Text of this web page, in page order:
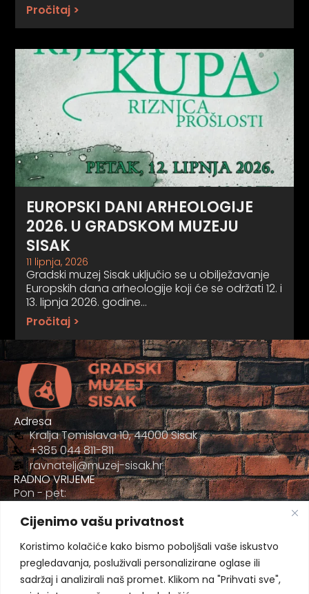
Cijenimo vašu privatnost
Koristimo kolačiće kako bismo poboljšali vaše iskustvo
pregledavanja, posluživali personalizirane oglase ili
sadržaj i analizirali naš promet. Klikom na "Prihvati sve",
Pročitaj >
EUROPSKI DANI ARHEOLOGIJE
2026. U GRADSKOM MUZEJU
SISAK
11 lipnja, 2026
Gradski muzej Sisak uključio se u obilježavanje
Europskih dana arheologije koji će se održati 12. i
13. lipnja 2026. godine…
Pročitaj >
Adresa
Kralja Tomislava 10, 44000 Sisak
+385 044 811-811
ravnatelj@muzej-sisak.hr
RADNO VRIJEME
Pon - pet:
Sub